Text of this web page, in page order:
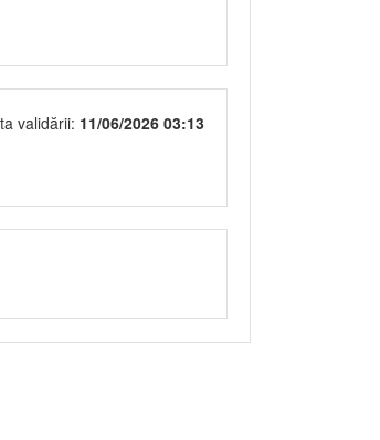
validării: 11/06/2026 03:13